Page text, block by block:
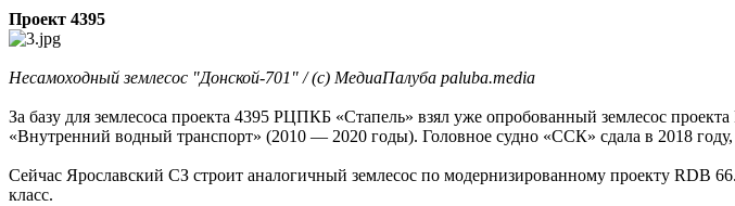
Проект 4395
Несамоходный землесос "Донской-701" / (с) МедиаПалуба paluba.media
За базу для землесоса проекта 4395 РЦПКБ «Стапель» взял уже опробованный землесос
«Внутренний водный транспорт» (2010 — 2020 годы). Головное судно «ССК» сдала в 2018
Сейчас Ярославский СЗ строит аналогичный землесос по модернизированному проекту RDB
класс.